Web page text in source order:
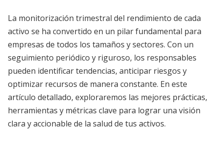
La monitorización trimestral del rendimiento de cada
activo se ha convertido en un pilar fundamental para
empresas de todos los tamaños y sectores. Con un
seguimiento periódico y riguroso, los responsables
pueden identificar tendencias, anticipar riesgos y
optimizar recursos de manera constante. En este
artículo detallado, exploraremos las mejores prácticas,
herramientas y métricas clave para lograr una visión
clara y accionable de la salud de tus activos.